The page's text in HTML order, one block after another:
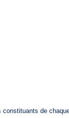
de